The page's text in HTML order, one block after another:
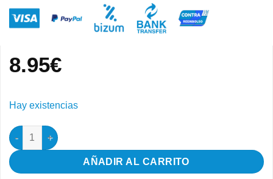
8.95€
Hay existencias
Semilla de Chia 1kg (Pineta) cantidad
AÑADIR AL CARRITO